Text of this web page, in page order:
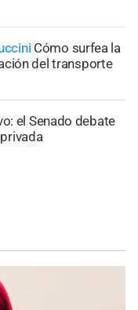
Cómo surfea la
del transporte
el Senado debate